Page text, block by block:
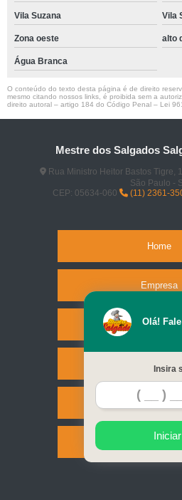
Vila Suzana Vila
Zona oeste alto
Água Branca
O conteúdo do texto desta página é de direito
mesmo citando nossos links, é proibida sem a
direito autoral – artigo 184 do Código Penal – Lei
Mestre dos Salgados
Rua Ministro Heitor Bastos Tigre,
São Paulo -
CEP: 05634-060
(11) 2361-
Home
Empresa
Missão
Serviços
Contato
Mapa do
Olá!
Insira